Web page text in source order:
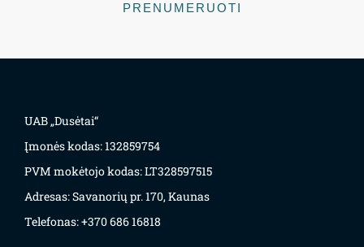
PRENUMERUOTI
UAB „Dusėtai“
Įmonės kodas: 132859754
PVM mokėtojo kodas: LT328597515
Adresas: Savanorių pr. 170, Kaunas
Telefonas: +370 686 16818